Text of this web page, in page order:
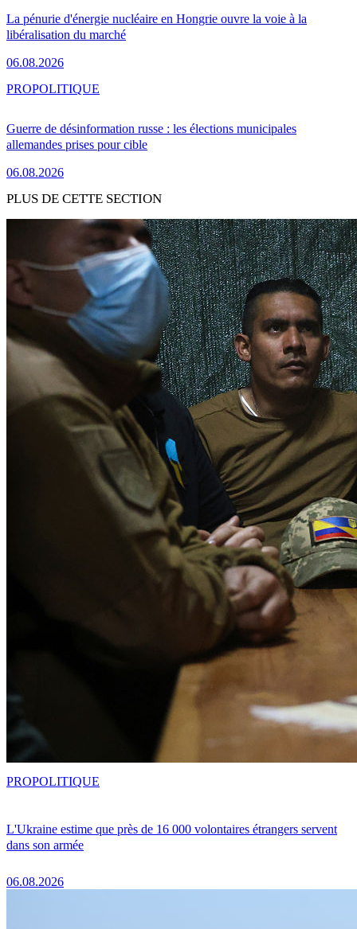
La pénurie d'énergie nucléaire en Hongrie ouvre la voie à la
libéralisation du marché
06.08.2026
Guerre de désinformation russe : les élections municipales
allemandes prises pour cible
06.08.2026
PROPOLITIQUE
PLUS DE CETTE SECTION
L'Ukraine estime que près de 16 000 volontaires étrangers servent
dans son armée
06.08.2026
PROPOLITIQUE